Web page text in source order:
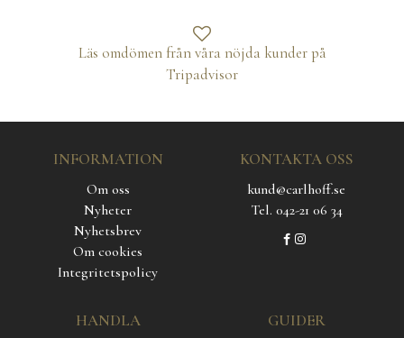
Läs omdömen från våra nöjda kunder på
Tripadvisor
INFORMATION
Om oss
Nyheter
Nyhetsbrev
Om cookies
Integritetspolicy
KONTAKTA OSS
kund@carlhoff.se
Tel. 042-21 06 34
HANDLA GUIDER